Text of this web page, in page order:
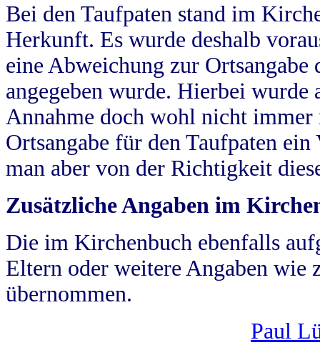
Bei den Taufpaten stand im
Herkunft. Es wurde deshalb
eine Abweichung zur
angegeben wurde. Hierbei wurde
Annahme doch wohl nicht
Ortsangabe für den Taufpaten
man aber von der Richtigkeit
Zusätzliche Angaben im
Die im Kirchenbuch ebenfalls
Eltern oder weitere Angaben wie
übernommen.
Paul